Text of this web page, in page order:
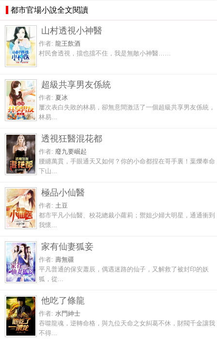
都市官場小說全文閱讀
山村透視小神醫
作者: 龍王飲酒
村民會透視，擋也擋不住，我是無敵小神醫……
超級共享男友係統
作者: 夏冰
屢次表白失敗的林易，卻無意間激活了一個超級共享男友係統，
林易...
透視狂醫混花都
作者: 廢九要崛起
腰纏萬貫，手眼通天又如何？你的小命都捏在哥手裏！葉爍奉命
下山...
極品小仙醫
作者: 土豆
都市平凡小仙醫、校花總裁小蘿莉；禦姐少婦大明星，通通衝到
我懷...
家有仙妻狐妾
作者: 壽無疆
平凡普通的保安蕭辰，偶遇迷路的仙子，又解救了被封印的妖
狐，從...
他吃了條龍
作者: 水門紳士
吞噬龍魂，逆轉命格，與九位天命之女糾葛不休，財閥千金讓我
不得...